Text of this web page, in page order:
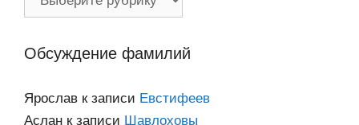
Обсуждение фамилий
Ярослав к записи Евстифеев
Аслан к записи Шавлоховы